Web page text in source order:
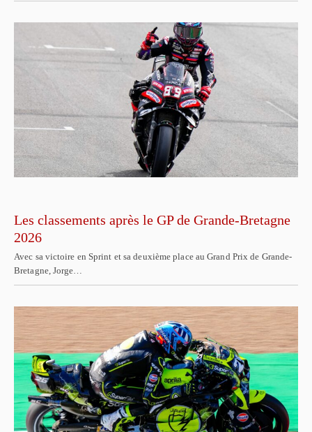
Les classements après le GP de Grande-Bretagne
2026
Avec sa victoire en Sprint et sa deuxième place au Grand Prix de Grande-
Bretagne, Jorge…